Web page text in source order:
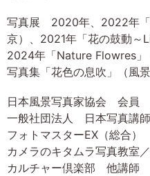
写真展 2020年、2022年「
京）、2021年「花の鼓動～
2024年「Nature Flowres」
写真集「花色の息吹」（風景
日本風景写真家協会 会員
一般社団法人 日本写真講
フォトマスターEX（総合）
カメラのキタムラ写真教室
カルチャー倶楽部 他講師